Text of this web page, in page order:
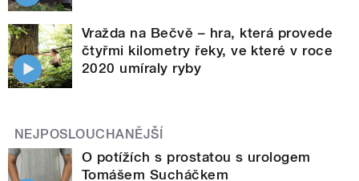
Vražda na Bečvě – hra, která provede
čtyřmi kilometry řeky, ve které v roce
2020 umíraly ryby
NEJPOSLOUCHANĚJŠÍ
O potížích s prostatou s urologem
Tomášem Sucháčkem